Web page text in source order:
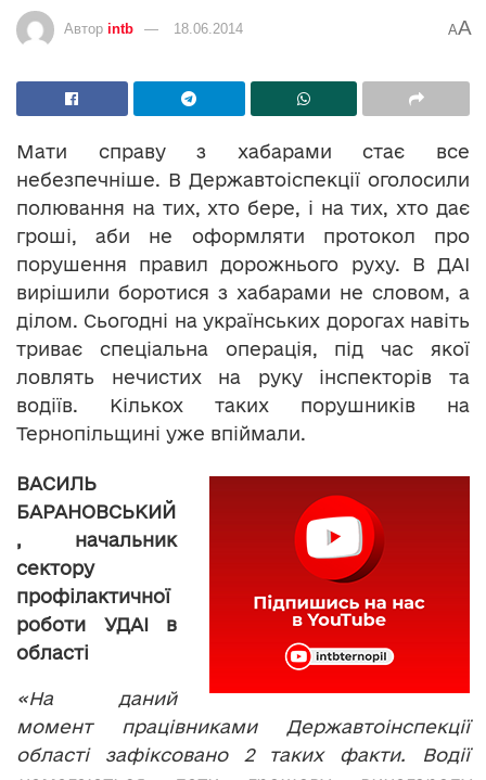
Автор intb 18.06.2014 AA
Мати справу з хабарами стає все
небезпечніше. В Державтоіспекції оголосили
полювання на тих, хто бере, і на тих, хто дає
гроші, аби не оформляти протокол про
порушення правил дорожнього руху. В ДАІ
вирішили боротися з хабарами не словом, а
ділом. Сьогодні на українських дорогах навіть
триває спеціальна операція, під час якої
ловлять нечистих на руку інспекторів та
водіїв. Кількох таких порушників на
Тернопільщині уже впіймали.
ВАСИЛЬ
БАРАНОВСЬКИЙ
, начальник
сектору
профілактичної
роботи УДАІ в
області
«На даний
момент працівниками Державтоінспекції
області зафіксовано 2 таких факти. Водії